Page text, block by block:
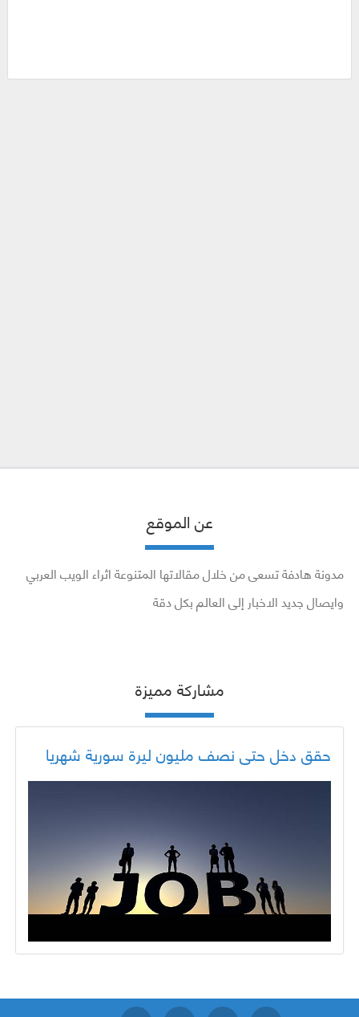
عن الموقع
مدونة هادفة تسعى من خلال مقالاتها المتنوعة اثراء الويب العربي
وايصال جديد الاخبار إلى العالم بكل دقة
مشاركة مميزة
حقق دخل حتى نصف مليون ليرة سورية شهريا